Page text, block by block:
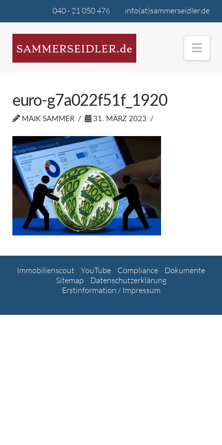
040 - 21 050 476 info(at)sammerseidler.de
euro-g7a022f51f_1920
MAIK SAMMER 31. MÄRZ 2023
Immobilienscout YouTube Compliance
Dokumente
Sitemap
Datenschutzerklärung
Erstinformation / Impressum